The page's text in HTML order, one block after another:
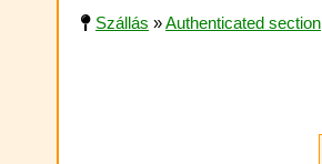
Szállás »Authenticated section